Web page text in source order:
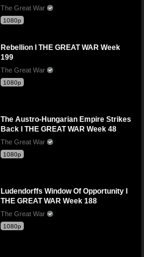
The Great War
1080p
Rebellion I THE GREAT WAR Week
199
The Great War
1080p
The Austro-Hungarian Empire Strikes
Back I THE GREAT WAR Week 48
The Great War
1080p
Ludendorffs Window Of Opportunity I
THE GREAT WAR Week 188
The Great War
1080p